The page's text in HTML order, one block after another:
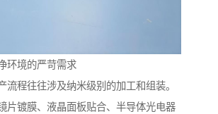
环境的严苛需求
流程往往涉及纳米级别的加工和组装。
片镀膜、液晶面板贴合、半导体光电器